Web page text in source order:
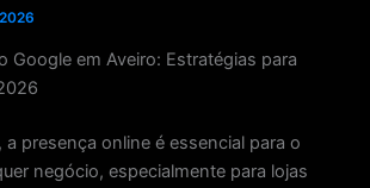
Google em Aveiro: Estratégias para
presença online é essencial para o
negócio, especialmente para lojas